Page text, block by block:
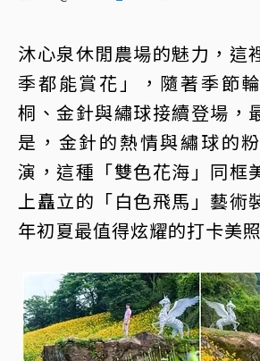
沐心泉休閒農場的魅力，這
季都能賞花」，隨著季節
桐、金針與繡球接續登場，
是，金針的熱情與繡球的
演，這種「雙色花海」同框
上矗立的「白色飛馬」藝術
年初夏最值得炫耀的打卡美照